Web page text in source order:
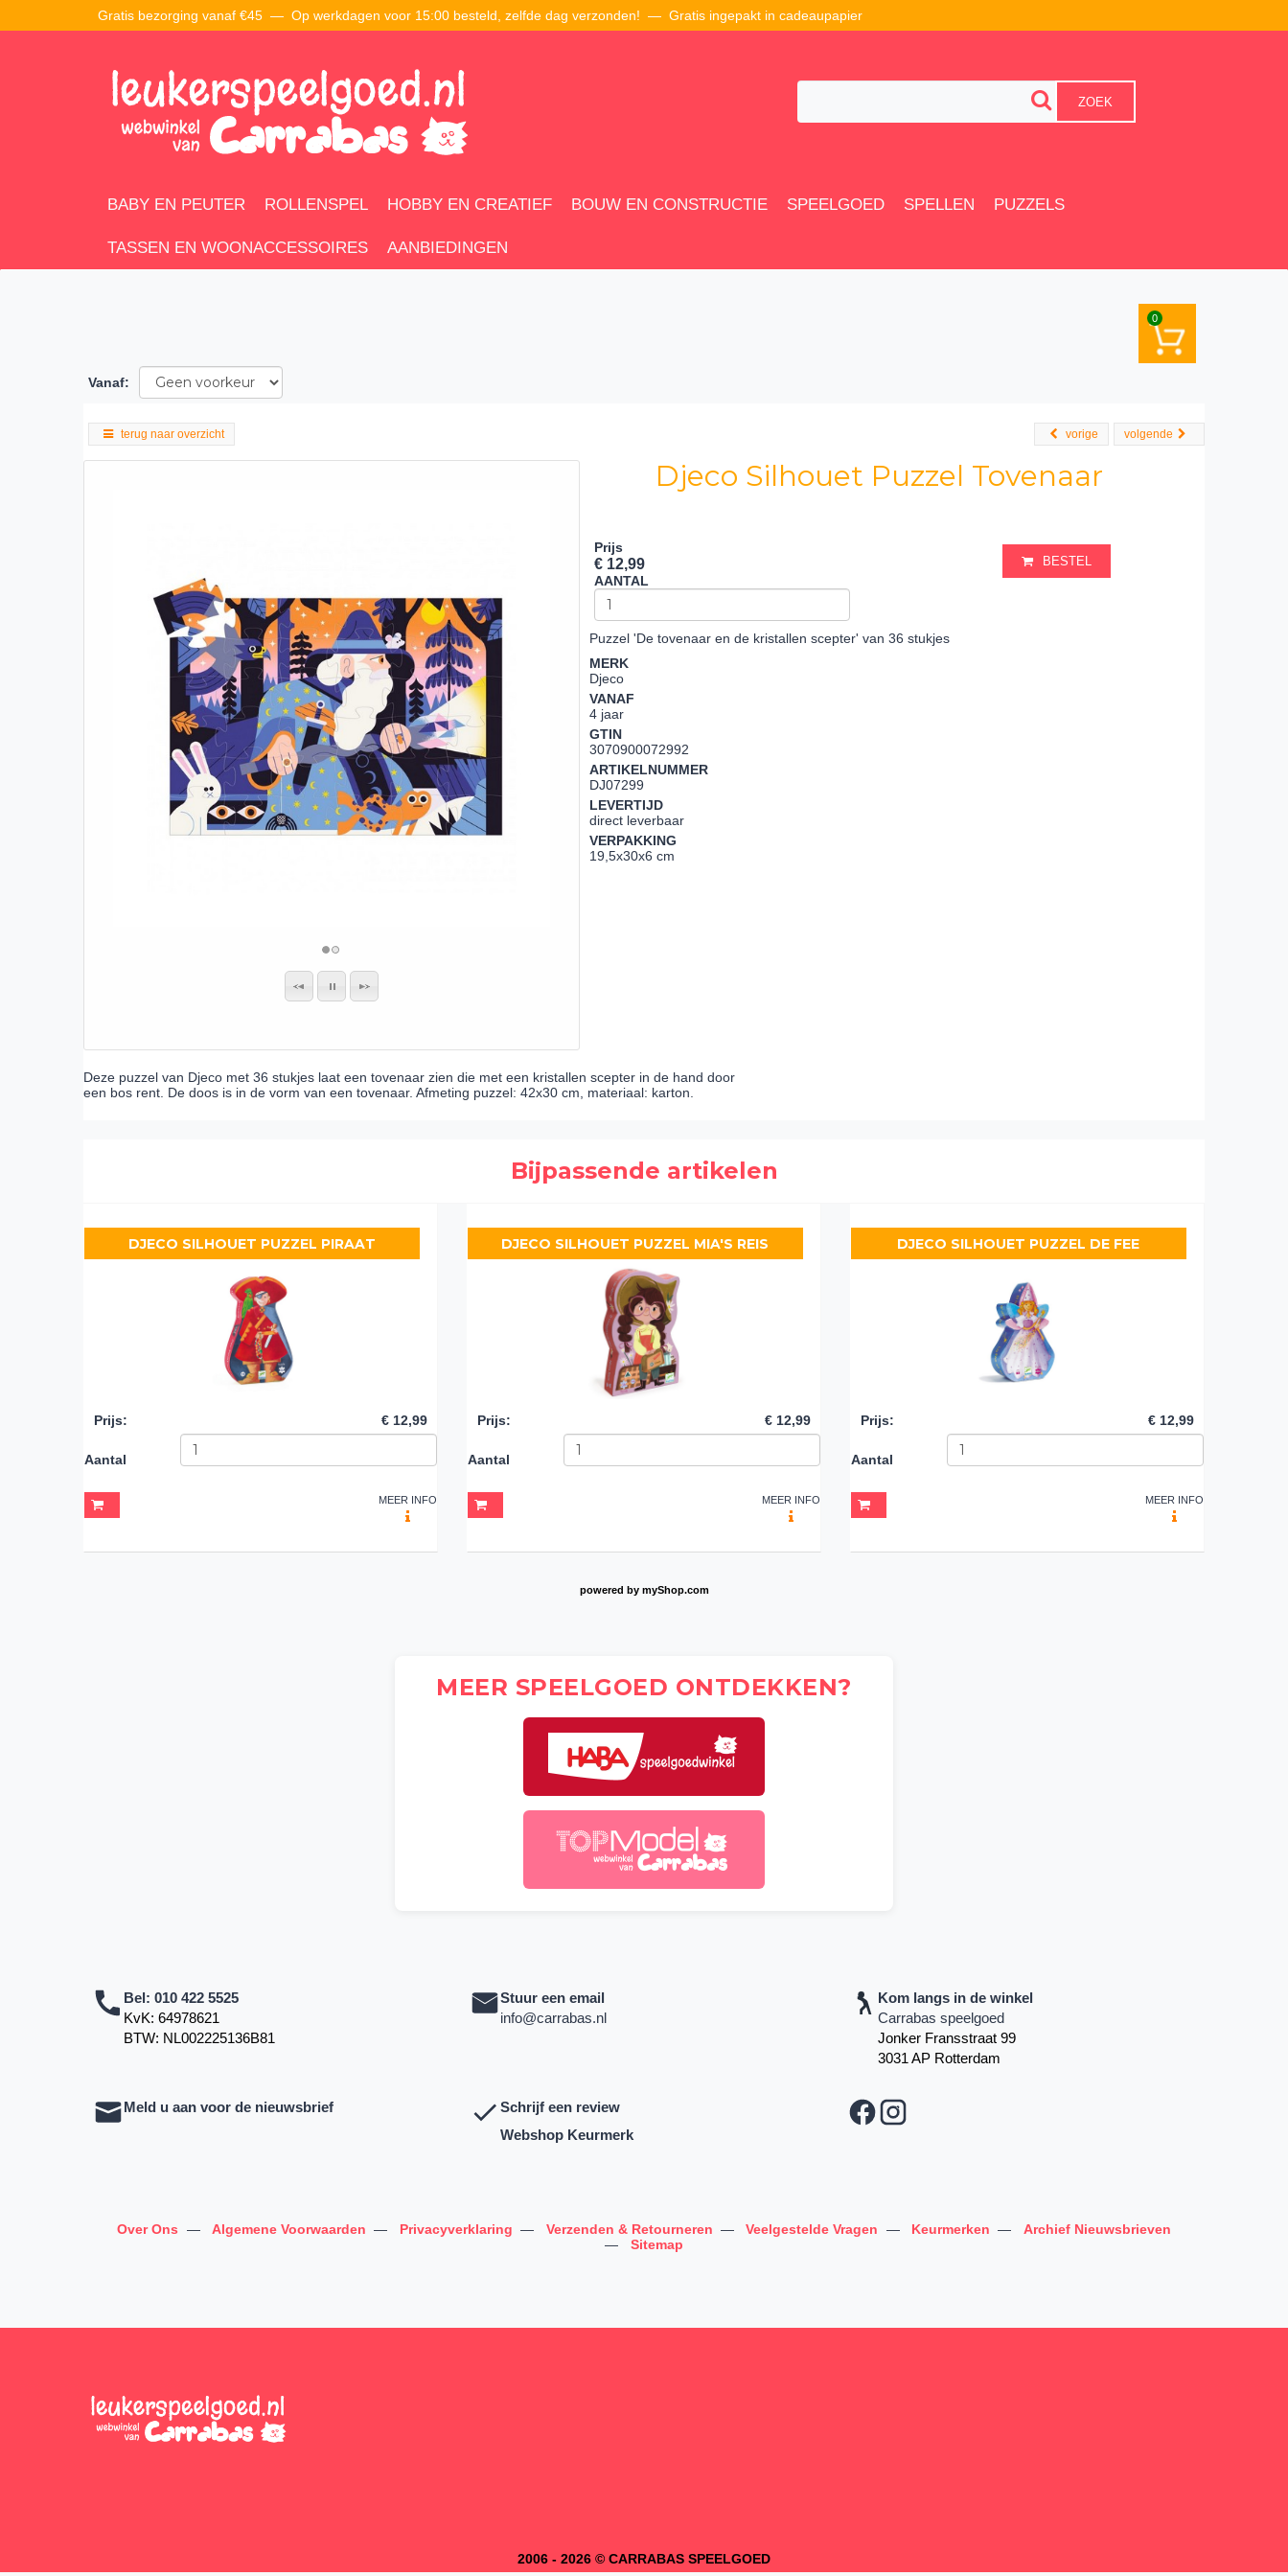
Gratis bezorging vanaf €45 — Op werkdagen voor 15:00 besteld, zelfde dag verzonden! — Gratis ingepakt in cadeaupapier
ZOEK
BABY EN PEUTER ROLLENSPEL HOBBY EN CREATIEF BOUW EN CONSTRUCTIE SPEELGOED SPELLEN PUZZELS
TASSEN EN WOONACCESSOIRES AANBIEDINGEN
0
Vanaf:
terug naar overzicht volgende
vorige
Djeco Silhouet Puzzel Tovenaar
Prijs
€ 12,99
AANTAL
BESTEL
Puzzel 'De tovenaar en de kristallen scepter' van 36 stukjes
MERK
Djeco
VANAF
4 jaar
GTIN
3070900072992
ARTIKELNUMMER
DJ07299
LEVERTIJD
direct leverbaar
VERPAKKING
19,5x30x6 cm
Deze puzzel van Djeco met 36 stukjes laat een tovenaar zien die met een kristallen scepter in de hand door
een bos rent. De doos is in de vorm van een tovenaar. Afmeting puzzel: 42x30 cm, materiaal: karton.
Bijpassende artikelen
DJECO SILHOUET PUZZEL PIRAAT
Prijs: € 12,99
Aantal
MEER INFO
DJECO SILHOUET PUZZEL MIA'S REIS
Prijs: € 12,99
Aantal
MEER INFO
DJECO SILHOUET PUZZEL DE FEE
Prijs: € 12,99
Aantal
MEER INFO
powered by myShop.com
MEER SPEELGOED ONTDEKKEN?
Bel: 010 422 5525
KvK: 64978621
BTW: NL002225136B81
Stuur een email
info@carrabas.nl
Kom langs in de winkel
Carrabas speelgoed
Jonker Fransstraat 99
3031 AP Rotterdam
Meld u aan voor de nieuwsbrief
Schrijf een review
Webshop Keurmerk
Over Ons — Algemene Voorwaarden — Privacyverklaring — Verzenden & Retourneren — Veelgestelde Vragen — Keurmerken —
Archief Nieuwsbrieven
—
Sitemap
2006 - 2026 © CARRABAS SPEELGOED